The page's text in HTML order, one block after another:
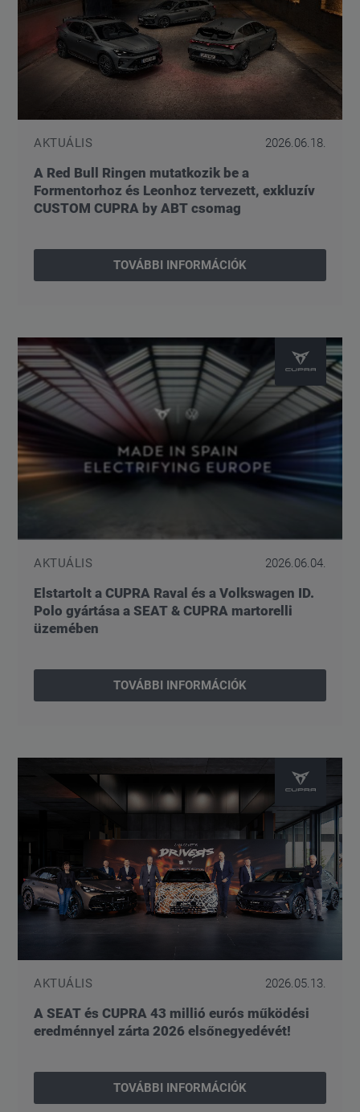
AKTUÁLIS 2026.06.18.
A Red Bull Ringen mutatkozik be a
Formentorhoz és Leonhoz tervezett, exkluzív
CUSTOM CUPRA by ABT csomag
TOVÁBBI INFORMÁCIÓK
AKTUÁLIS 2026.06.04.
Elstartolt a CUPRA Raval és a Volkswagen ID.
Polo gyártása a SEAT & CUPRA martorelli
üzemében
TOVÁBBI INFORMÁCIÓK
AKTUÁLIS 2026.05.13.
A SEAT és CUPRA 43 millió eurós működési
eredménnyel zárta 2026 elsőnegyedévét!
TOVÁBBI INFORMÁCIÓK